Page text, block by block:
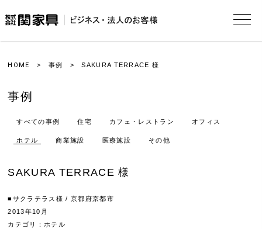
HOME > 事例 > SAKURA TERRACE 様
事例
すべての事例 住宅 カフェ・レストラン オフィス
ホテル 商業施設 医療施設 その他
SAKURA TERRACE 様
■サクラテラス様 / 京都府京都市
2013年10月
カテゴリ：ホテル